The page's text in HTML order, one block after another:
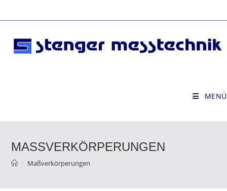
Inhalt
MENÜ
MASSVERKÖRPERUNGEN
> Maßverkörperungen